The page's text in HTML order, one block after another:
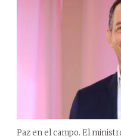
Paz en el campo. El